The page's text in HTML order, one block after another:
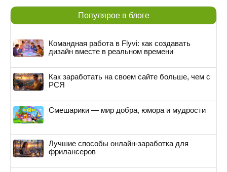
Популярое в блоге
Командная работа в Flyvi: как создавать
дизайн вместе в реальном времени
Как заработать на своем сайте больше, чем с
РСЯ
Смешарики — мир добра, юмора и мудрости
Лучшие способы онлайн-заработка для
фрилансеров